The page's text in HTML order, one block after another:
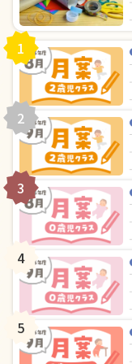
1
2
3
4
5